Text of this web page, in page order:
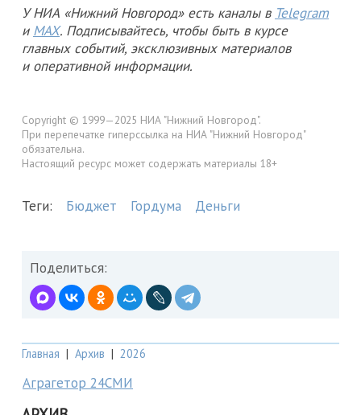
У НИА «Нижний Новгород» есть каналы в Telegram
и MAX. Подписывайтесь, чтобы быть в курсе
главных событий, эксклюзивных материалов
и оперативной информации.
Copyright © 1999—2025 НИА "Нижний Новгород".
При перепечатке гиперссылка на НИА "Нижний Новгород"
обязательна.
Настоящий ресурс может содержать материалы 18+
Теги: Бюджет Гордума Деньги
Поделиться:
Главная | Архив | 2026
Аграгетор 24СМИ